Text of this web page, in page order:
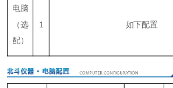
电脑
（选
配）
1 如下配置